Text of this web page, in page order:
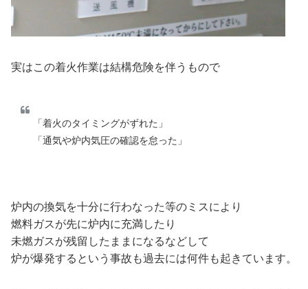
実はこの着火作業は結構危険を伴うもので
「着火のタイミングがずれた」
「通気や炉内気圧の確認を怠った」
炉内の換気を十分に行わなった等のミスにより
燃料ガスが先に炉内に充満したり
未燃ガスが残留したままになるなどして
炉が爆発するという事故も過去には何件も起きています。